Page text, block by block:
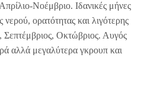
Νοέμβριο. Ιδανικές μήνες
ορατότητας και λιγότερης
Σεπτέμβριος, Οκτώβριος. Αυγός
αλλά μεγαλύτερα γκρουπ και